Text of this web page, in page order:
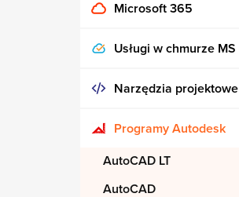
Microsoft 365
Usługi w chmurze MS
Narzędzia projektowe
Programy Autodesk
AutoCAD LT
AutoCAD